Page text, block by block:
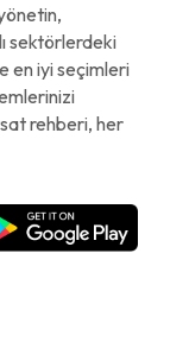
sektörlerdeki
en iyi seçimleri
rehberi, her